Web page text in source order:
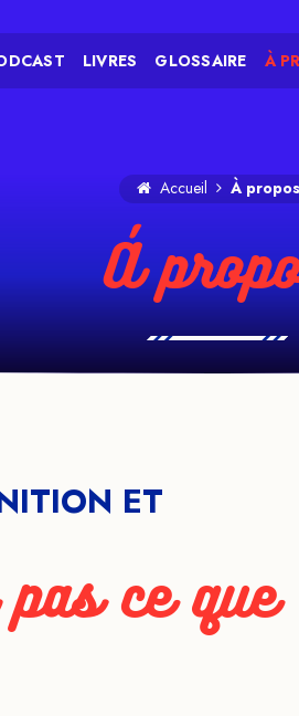
LIVRES GLOSSAIRE À
Accueil À propos
À
ET
ce que